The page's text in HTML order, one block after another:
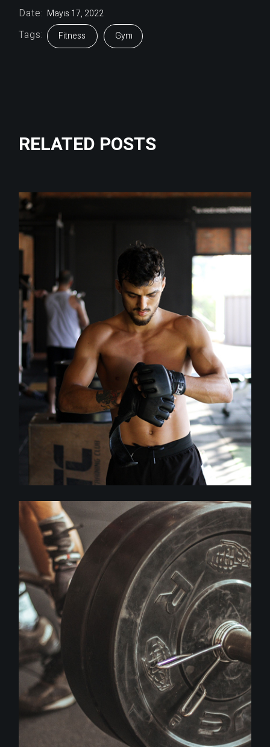
Date: Mayıs 17, 2022
Tags: Fitness Gym
RELATED POSTS
Outdoor Training
BOXING
Crossfit
WORKOUT